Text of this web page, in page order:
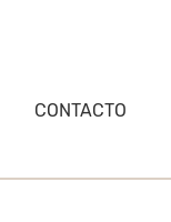
CONTACTO